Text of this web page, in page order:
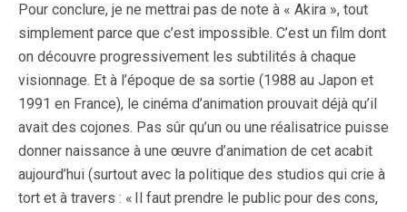
Pour conclure, je ne mettrai pas de note à « Akira », tout
simplement parce que c’est impossible. C’est un film dont
on découvre progressivement les subtilités à chaque
visionnage. Et à l’époque de sa sortie (1988 au Japon et
1991 en France), le cinéma d’animation prouvait déjà qu’il
avait des cojones. Pas sûr qu’un ou une réalisatrice puisse
donner naissance à une œuvre d’animation de cet acabit
aujourd’hui (surtout avec la politique des studios qui crie à
tort et à travers : « Il faut prendre le public pour des cons,